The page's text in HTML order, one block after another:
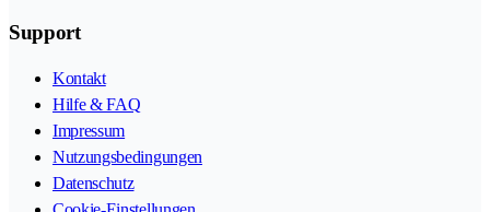
Support
Kontakt
Hilfe & FAQ
Impressum
Nutzungsbedingungen
Datenschutz